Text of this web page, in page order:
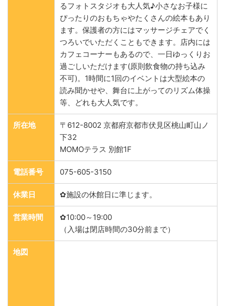
るフォトスタジオも大人気♪小さなお子様に
ぴったりのおもちゃやたくさんの絵本もあり
ます。保護者の方にはマッサージチェアでく
つろいでいただくこともできます。店内には
カフェコーナーもあるので、一日ゆっくりお
過ごしいただけます(原則飲食物の持ち込み
不可)。1時間に1回のイベントは大型絵本の
読み聞かせや、舞台に上がってのリズム体操
等、どれも大人気です。
所在地
〒612-8002 京都府京都市伏見区桃山町山ノ
下32
MOMOテラス 別館1F
電話番号 075-605-3150
休業日 ✿施設の休館日に準じます。
営業時間
✿10:00～19:00
（入場は閉店時間の30分前まで）
地図